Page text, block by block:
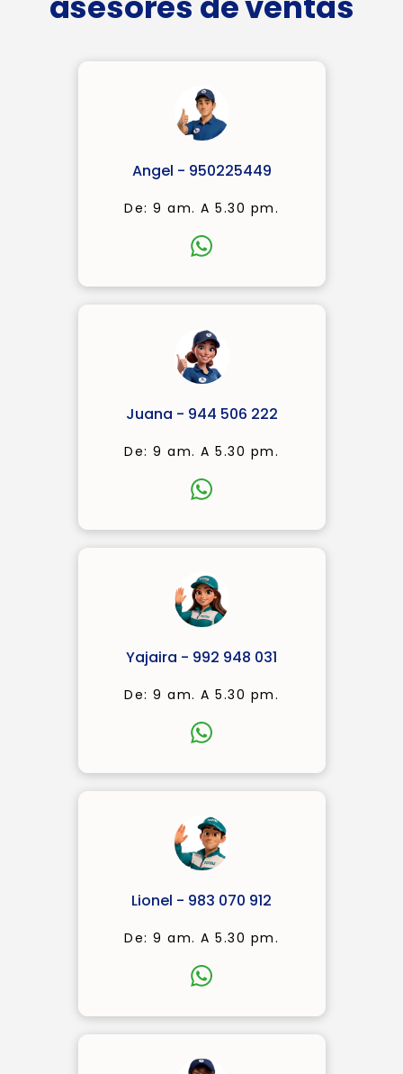
Angel - 950225449
De: 9 am. A 5.30 pm.
Juana - 944 506 222
De: 9 am. A 5.30 pm.
Yajaira - 992 948 031
De: 9 am. A 5.30 pm.
Lionel - 983 070 912
De: 9 am. A 5.30 pm.